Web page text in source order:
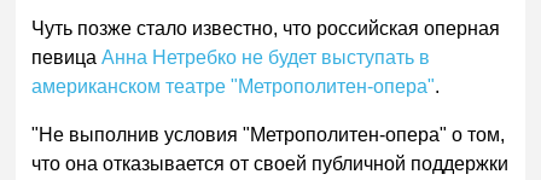
Чуть позже стало известно, что российская оперная
певицаАнна Нетребко не будет выступать в
американском театре "Метрополитен-опера".
"Не выполнив условия "Метрополитен-опера" о том,
что она отказывается от своей публичной поддержки